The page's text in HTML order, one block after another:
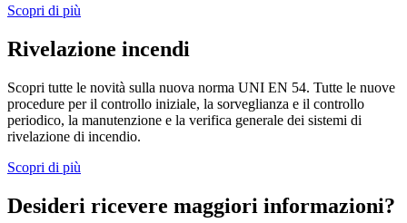
Scopri di più
Rivelazione incendi
Scopri tutte le novità sulla nuova norma UNI EN 54. Tutte le nuove
procedure per il controllo iniziale, la sorveglianza e il controllo
periodico, la manutenzione e la verifica generale dei sistemi di
rivelazione di incendio.
Scopri di più
Desideri ricevere maggiori informazioni?